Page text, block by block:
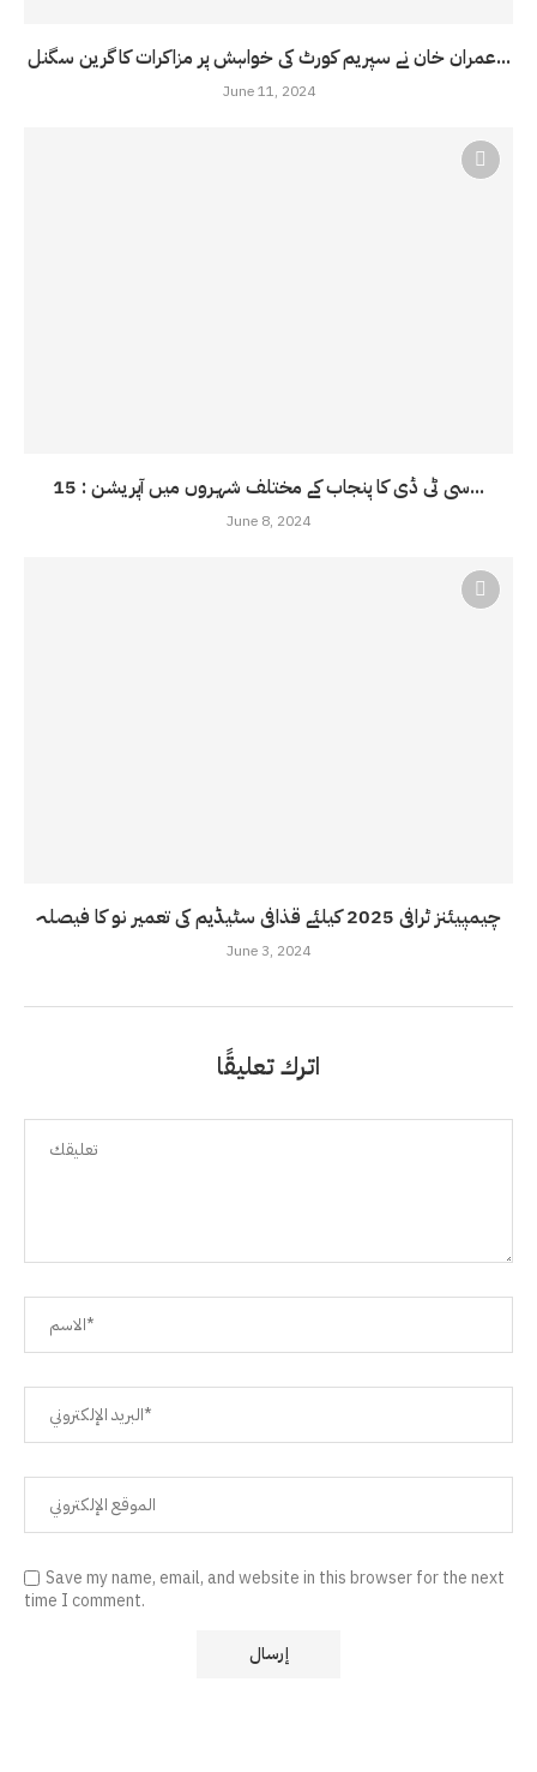
عمران خان نے سپریم کورٹ کی خواہش پر مزاکرات کا گرین سگنل...
June 11, 2024
سی ٹی ڈی کا پنجاب کے مختلف شہروں میں آپریشن : 15...
June 8, 2024
چیمپیئنز ٹرافی 2025 کیلئے قذافی سٹیڈیم کی تعمیر نو کا فیصلہ
June 3, 2024
اترك تعليقًا
Save my name, email, and website in this browser for the next
time I comment.